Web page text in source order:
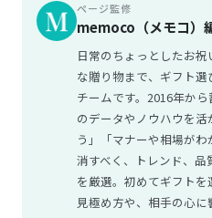
ページ監修
memoco（メモコ）
日常のちょっとしたお
な贈り物まで、ギフト
チームです。2016年か
のデータやノウハウを
う」「マナーや相場が
消すべく、トレンド、
を厳選。初めてギフト
見極め方や、相手の心